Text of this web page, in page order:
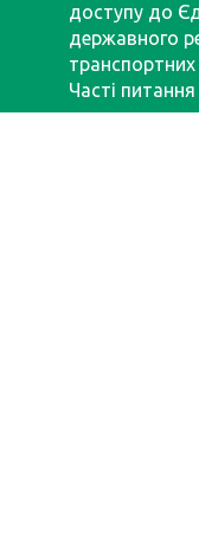
доступу до
державного
транспортних
Часті питання